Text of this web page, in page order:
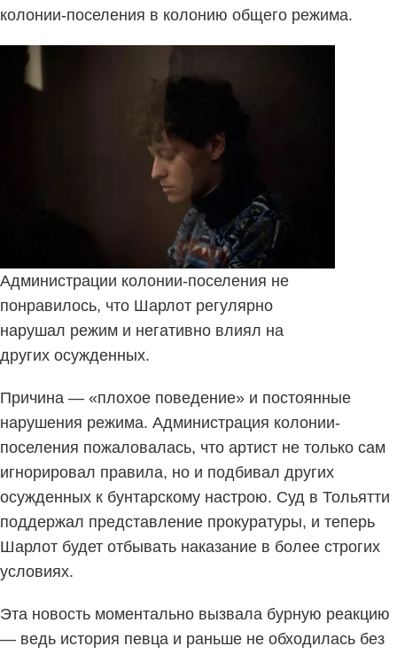
колонии-поселения в колонию общего режима.
Администрации колонии-поселения не
понравилось, что Шарлот регулярно
нарушал режим и негативно влиял на
других осужденных.
Причина — «плохое поведение» и постоянные
нарушения режима. Администрация колонии-
поселения пожаловалась, что артист не только сам
игнорировал правила, но и подбивал других
осужденных к бунтарскому настрою. Суд в Тольятти
поддержал представление прокуратуры, и теперь
Шарлот будет отбывать наказание в более строгих
условиях.
Эта новость моментально вызвала бурную реакцию
— ведь история певца и раньше не обходилась без